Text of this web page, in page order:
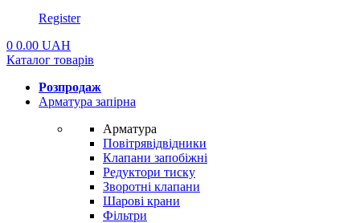
Register
0 0.00 UAH
Каталог товарів
Розпродаж
Арматура запірна
Арматура
Повітрявідвідники
Клапани запобіжні
Редуктори тиску
Зворотні клапани
Шарові крани
Фільтри